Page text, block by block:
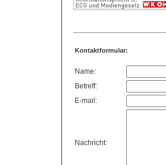
Kontaktformular:
Name:
Betreff:
E-mail:
Nachricht: